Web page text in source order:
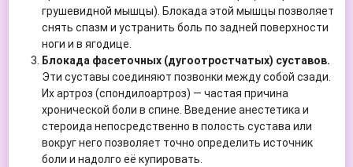
грушевидной мышцы). Блокада этой мышцы позволяет
снять спазм и устранить боль по задней поверхности
ноги и в ягодице.
Блокада фасеточных (дугоотростчатых) суставов.
Эти суставы соединяют позвонки между собой сзади.
Их артроз (спондилоартроз) — частая причина
хронической боли в спине. Введение анестетика и
стероида непосредственно в полость сустава или
вокруг него позволяет точно определить источник
боли и надолго её купировать.